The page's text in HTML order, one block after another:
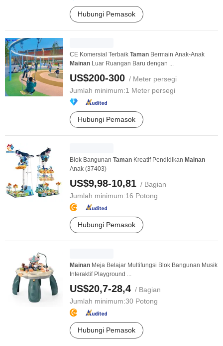
Hubungi Pemasok
CE Komersial Terbaik Taman Bermain Anak-Anak
Mainan Luar Ruangan Baru dengan ...
US$200-300 / Meter persegi
Jumlah minimum:1 Meter persegi
Hubungi Pemasok
Blok Bangunan Taman Kreatif Pendidikan Mainan
Anak (37403)
US$9,98-10,81 / Bagian
Jumlah minimum:16 Potong
Hubungi Pemasok
Mainan Meja Belajar Multifungsi Blok Bangunan Musik
Interaktif Playground ...
US$20,7-28,4 / Bagian
Jumlah minimum:30 Potong
Hubungi Pemasok